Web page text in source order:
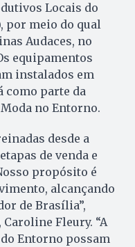
Locais do
por meio do qual
Audaces, no
equipamentos
instalados em
como parte da
no Entorno.
desde a
de venda e
propósito é
alcançando
de Brasília”,
Caroline Fleury. “A
Entorno possam